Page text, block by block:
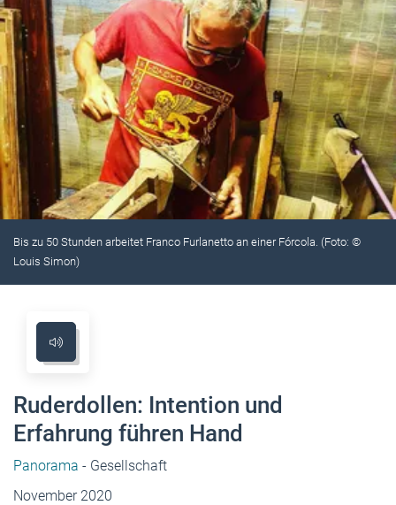
Bis zu 50 Stunden arbeitet Franco Furlanetto an einer Fórcola. (Foto: ©
Louis Simon)
Ruderdollen: Intention und
Erfahrung führen Hand
Panorama - Gesellschaft
November 2020